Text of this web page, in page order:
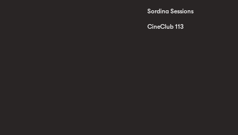
Sordina Sessions
CineClub 113